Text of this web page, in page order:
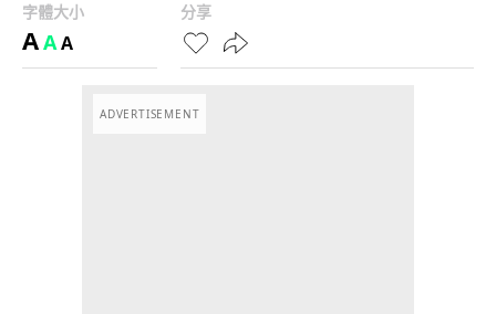
字體大小
AAA
分享
ADVERTISEMENT